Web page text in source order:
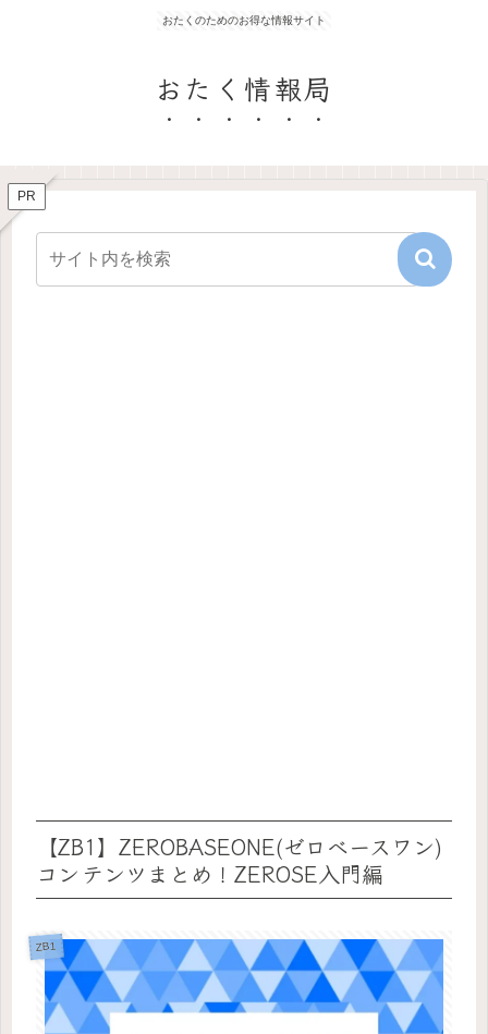
おたくのためのお得な情報サイト
おたく情報局
PR
【ZB1】ZEROBASEONE(ゼロベースワン)
コンテンツまとめ！ZEROSE入門編
ZB1